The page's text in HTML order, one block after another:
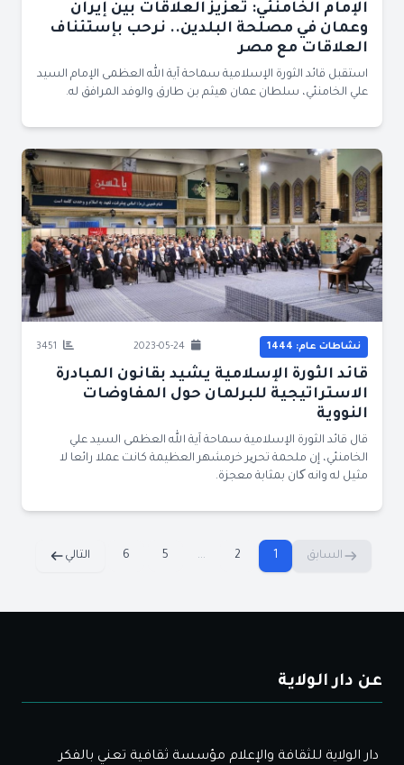
الإمام الخامنئي: تعزيز العلاقات بين إيران
وعمان في مصلحة البلدين.. نرحب بإستئناف
العلاقات مع مصر
استقبل قائد الثورة الإسلامية سماحة آية الله العظمى الإمام السيد
علي الخامنئي، سلطان عمان هيثم بن طارق والوفد المرافق له.
نشاطات عام: 1444 2023-05-24
قائد الثورة الإسلامية يشيد بقانون المبادرة
الاستراتيجية للبرلمان حول المفاوضات
النووية
قال قائد الثورة الإسلامية سماحة آية الله العظمى السيد علي
الخامنئي، إن ملحمة تحریر خرمشهر العظيمة كانت عملا رائعا لا
مثيل له وانه کان بمثابة معجزة.
السابق 1
2
...
5
6 التالي
عن دار الولاية
دار الولاية للثقافة والإعلام مؤسسة ثقافية تعني بالفكر